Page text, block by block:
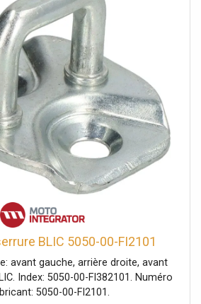
BLIC 5050-00-FI2101
avant gauche, arrière droite, avant
Index: 5050-00-FI382101. Numéro
5050-00-FI2101.